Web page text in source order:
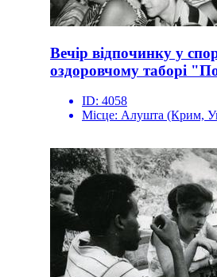
Вечір відпочинку у
оздоровчому таборі
ID: 4058
Місце: Алушта (Крим,